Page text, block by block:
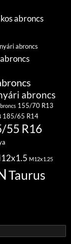
abroncs
abroncs
abroncs
155/70 R13
185/65 R14
55 R16
M12x1.25
Taurus